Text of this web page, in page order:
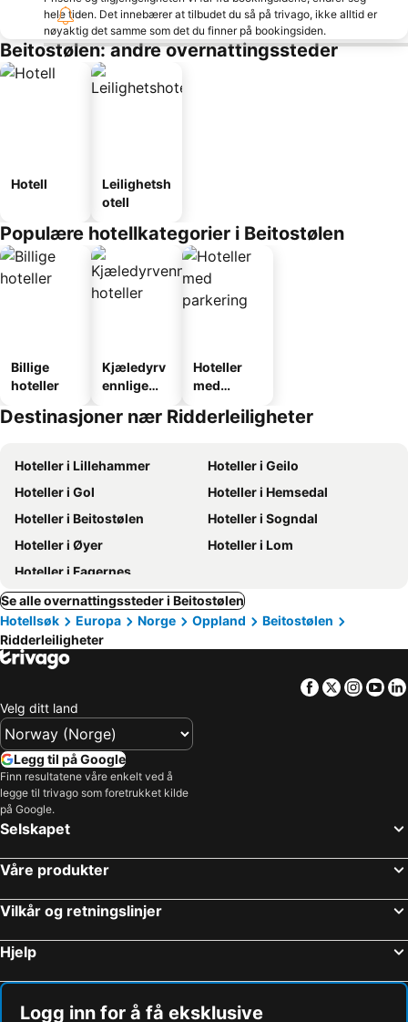
hele tiden. Det innebærer at tilbudet du så på trivago, ikke alltid er
nøyaktig det samme som det du finner på bookingsiden.
Beitostølen: andre overnattingssteder
Hotell
Leilighetsh
otell
Populære hotellkategorier i Beitostølen
Billige
hoteller
Kjæledyrv
ennlige
Hoteller
med
Destinasjoner nær Ridderleiligheter
Hoteller i Lillehammer
Hoteller i Geilo
Hoteller i Gol
Hoteller i Hemsedal
Hoteller i Beitostølen
Hoteller i Sogndal
Hoteller i Øyer
Hoteller i Lom
Hoteller i Fagernes
Se alle overnattingssteder i Beitostølen
Hotellsøk
Europa Norge Oppland
Beitostølen
Ridderleiligheter
Facebook
Twitter
Velg ditt land
Legg til på Google
Finn resultatene våre enkelt ved å
legge til trivago som foretrukket kilde
på Google.
Selskapet
Våre produkter
Vilkår og retningslinjer
Hjelp
Logg inn for å få eksklusive